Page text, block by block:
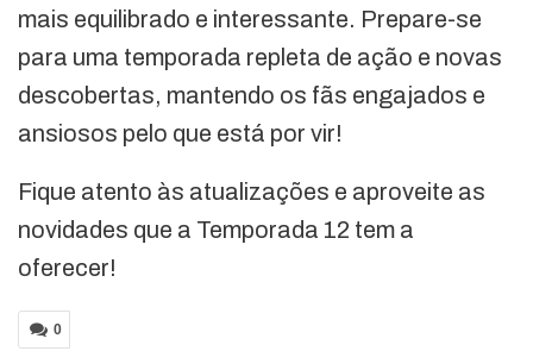
mais equilibrado e interessante. Prepare-se
para uma temporada repleta de ação e novas
descobertas, mantendo os fãs engajados e
ansiosos pelo que está por vir!
Fique atento às atualizações e aproveite as
novidades que a Temporada 12 tem a
oferecer!
0